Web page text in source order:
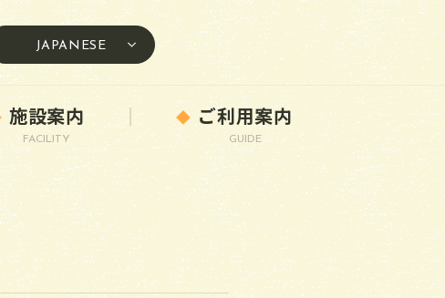
JAPANESE
施設案内
FACILITY
ご利用案内
GUIDE